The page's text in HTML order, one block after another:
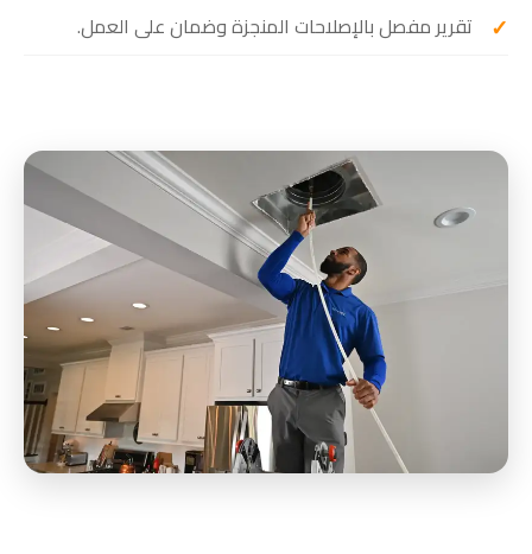
تقرير مفصل بالإصلاحات المنجزة وضمان على العمل.